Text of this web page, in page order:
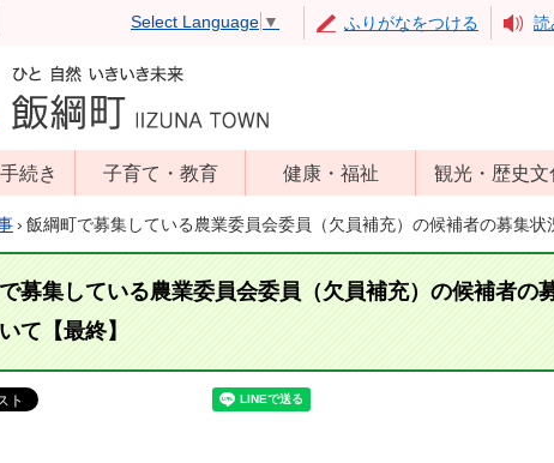
Select Language ▼ ふりがなをつける 読
続き
票・
子育て・教育
年齢別子育て情
子育て支援
母子の健康・予
健康・福祉
児童福祉
高齢者福祉
介護保険
保健・医療
健康増進
観光・歴史文
観光
アップルミュ
ジアム
› 飯綱町で募集している農業委員会委員（欠員補充）の候補者の募集状
募集している農業委員会委員（欠員補充）の候補者の
て【最終】